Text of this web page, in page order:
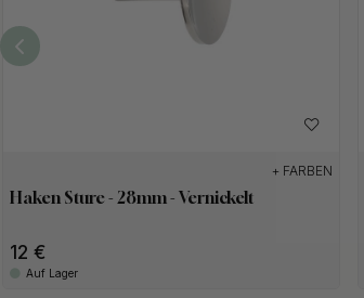
+ FARBEN
Haken Sture - 28mm - Vernickelt
12
Auf Lager